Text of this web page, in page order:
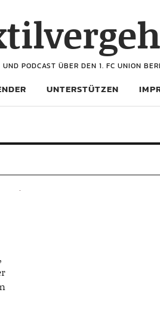
UND PODCAST ÜBER DEN 1. FC UNION
UNTERSTÜTZEN